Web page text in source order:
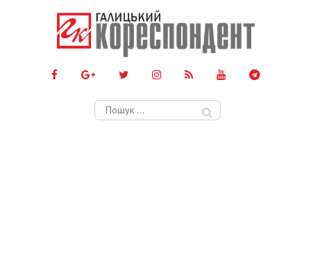
Пошук: